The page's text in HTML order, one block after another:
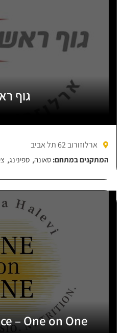
גוף
ארלוזורוב 62 תל אביב
המתקנים במתחם: סאונה, ספינינג,
– One on One